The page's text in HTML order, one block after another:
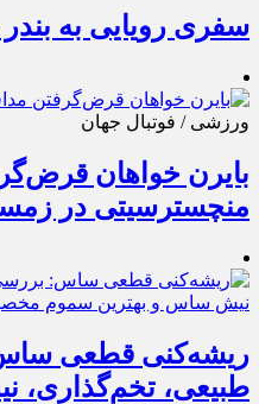
سفری رویایی به بندر
ورزشی / فوتبال جهان
بایرن خواهان
منچسترسیتی در
ریشه‌کنی قطعی
طبیعی، تخم‌گذاری،